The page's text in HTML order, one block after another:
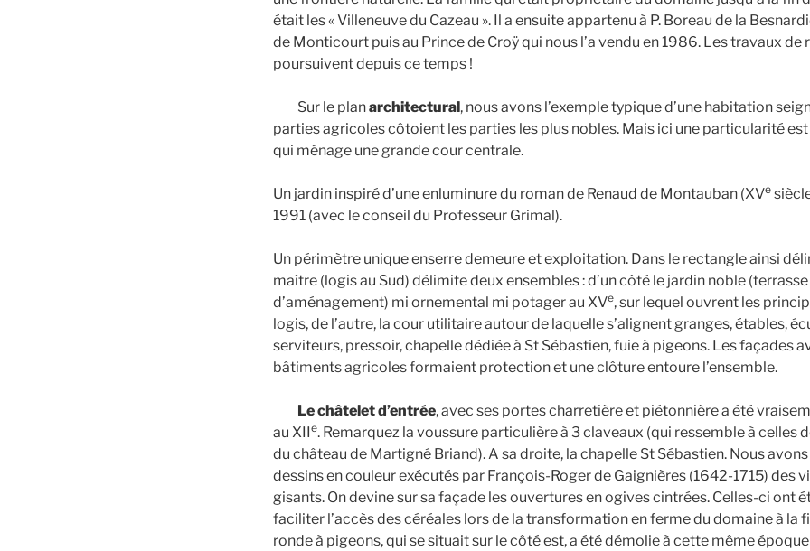
était les « Villeneuve du Cazeau ». Il a ensuite appartenu à P. Boreau de la
de Monticourt puis au Prince de Croÿ qui nous l’a vendu en 1986. Les travaux de
poursuivent depuis ce temps !
Sur le planarchitectural, nous avons l’exemple typique d’une habitation
parties agricoles côtoient les parties les plus nobles. Mais ici une particularité
qui ménage une grande cour centrale.
Un jardin inspiré d’une enluminure du roman de Renaud de Montauban (XVe
1991 (avec le conseil du Professeur Grimal).
Un périmètre unique enserre demeure et exploitation. Dans le rectangle ainsi
maître (logis au Sud) délimite deux ensembles : d’un côté le jardin noble
d’aménagement) mi ornemental mi potager au XVe, sur lequel ouvrent les
logis, de l’autre, la cour utilitaire autour de laquelle s’alignent granges, étables,
serviteurs, pressoir, chapelle dédiée à St Sébastien, fuie à pigeons. Les façades
bâtiments agricoles formaient protection et une clôture entoure l’ensemble.
Le châtelet d’entrée, avec ses portes charretière et piétonnière a été
au XIIe. Remarquez la voussure particulière à 3 claveaux (qui ressemble à celles
du château de Martigné Briand). A sa droite, la chapelle St Sébastien. Nous
dessins en couleur exécutés par François-Roger de Gaignières (1642-1715) des
gisants. On devine sur sa façade les ouvertures en ogives cintrées. Celles-ci ont
faciliter l’accès des céréales lors de la transformation en ferme du domaine à la
ronde à pigeons, qui se situait sur le côté est, a été démolie à cette même